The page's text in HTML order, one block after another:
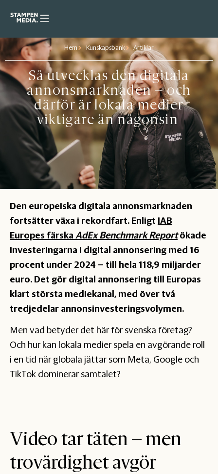
Hem Kunskapsbank Artiklar
Så utvecklas den digitala
annonsmarknaden – och
därför är lokala medier
viktigare än någonsin
Den europeiska digitala annonsmarknaden
fortsätter växa i rekordfart. Enligt IAB
Europes färskaAdEx Benchmark Report ökade
investeringarna i digital annonsering med 16
procent under 2024 – till hela 118,9 miljarder
euro. Det gör digital annonsering till Europas
klart största mediekanal, med över två
tredjedelar annonsinvesteringsvolymen.
Men vad betyder det här för svenska företag?
Och hur kan lokala medier spela en avgörande roll
i en tid när globala jättar som Meta, Google och
TikTok dominerar samtalet?
Video tar täten – men
trovärdighet avgör